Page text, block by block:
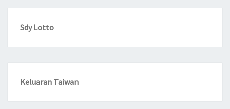
Sdy Lotto
Keluaran Taiwan